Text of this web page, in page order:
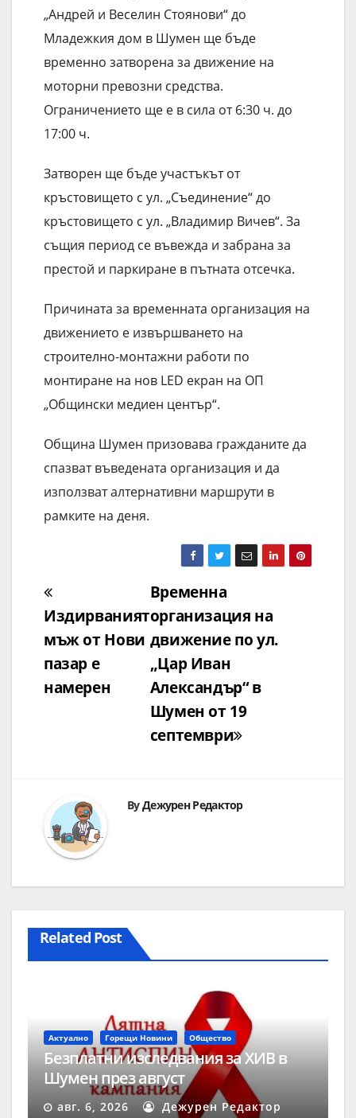
„Андрей и Веселин Стоянови“ до
Младежкия дом в Шумен ще бъде
временно затворена за движение на
моторни превозни средства.
Ограничението ще е в сила от 6:30 ч. до
17:00 ч.
Затворен ще бъде участъкът от
кръстовището с ул. „Съединение“ до
кръстовището с ул. „Владимир Вичев“. За
същия период се въвежда и забрана за
престой и паркиране в пътната отсечка.
Причината за временната организация на
движението е извършването на
строително-монтажни работи по
монтиране на нов LED екран на ОП
„Общински медиен център“.
Община Шумен призовава гражданите да
спазват въведената организация и да
използват алтернативни маршрути в
рамките на деня.
НавигацияВременна
организация на
движение по ул.
„Цар Иван
Александър“ в
Шумен от 19
септември
Издирваният
мъж от Нови
пазар е
намерен
ByДежурен Редактор
Related Post
Актуално Горещи Новини Общество
Безплатни изследвания за ХИВ в
Шумен през август
авг. 6, 2026 Дежурен Редактор